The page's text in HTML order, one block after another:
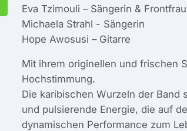
Eva Tzimouli – Sängerin & Frontfrau
Michaela Strahl - Sängerin
Hope Awosusi – Gitarre
Mit ihrem originellen und frischen
Hochstimmung.
Die karibischen Wurzeln der Band
und pulsierende Energie, die auf
dynamischen Performance zum